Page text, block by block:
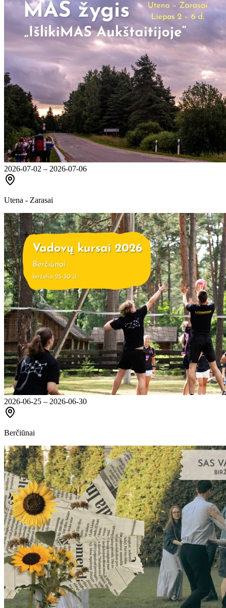
2026-07-02 – 2026-07-06
Utena - Zarasai
2026-06-25 – 2026-06-30
Berčiūnai